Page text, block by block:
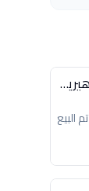
كوب350مللى ورد هيريفين